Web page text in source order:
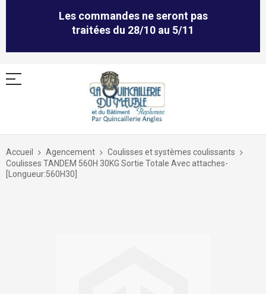
Les commandes ne seront pas
traitées du 28/10 au 5/11
Allez
contenu
Accueil Agencement
Coulisses et systèmes coulissants
Coulisses TANDEM 560H 30KG Sortie Totale Avec attaches-
[Longueur:560H30]